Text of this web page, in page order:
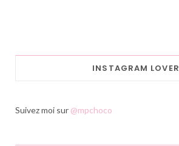
INSTAGRAM LOVER
Suivez moi sur @mpchoco